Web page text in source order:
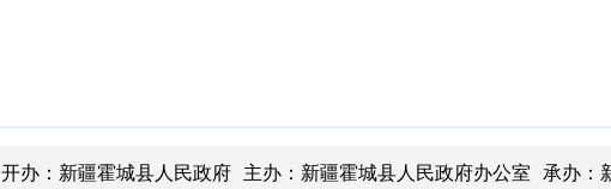
开办：新疆霍城县人民政府 主办：新疆霍城县人民政府办公室 承办：